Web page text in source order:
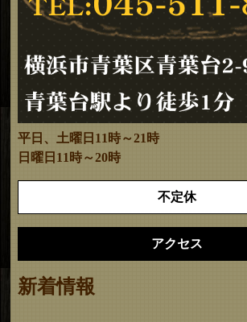
平日、土曜日11時～21時
日曜日11時～20時
不定休
アクセス
新着情報